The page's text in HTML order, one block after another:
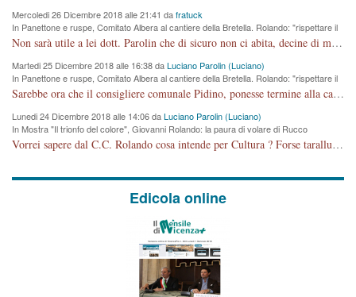
Mercoledi 26 Dicembre 2018 alle 21:41 dafratuck
In Panettone e ruspe, Comitato Albera al cantiere della Bretella. Rolando: "rispettare il
cronoprogramma"
Non sarà utile a lei dott. Parolin che di sicuro non ci abita, decine di migliaia di TIR, automobili e padroncini che passano quotidianamente per una strada appena rotabile, non è più possibile stendere i panni, attraversare la strada senza rischiare la morte, le case stanno crepando, i tempi sono cambiati e la bretella non passerà assolutamente per maddalene (ma cosa sta a dire?!), dia invece responsabilità a chi ha costruito tagliando la strada che doveva invece terminare a isola vicentina e non al moracchino lasciando Motta di Costabissara ancora in panne di traffico. I tempi sono cambiati dottore e se l'anagrafe della vita stagna nell'essere umano impressioni conservatrici, la società non le considera perchè va avanti, si industrializza e ha bisogno di infrastrutture e di sviluppo. Ultima considerazione, se è geloso di Rolando perchè vede in lui solo campagne politiche mentre si difendono i SOLI diritti dei cittadini, la preghiamo faccia considerazioni più appropriate. Saluti e complimenti per i suoi scritti.
Martedi 25 Dicembre 2018 alle 16:38 daLuciano Parolin (Luciano)
In Panettone e ruspe, Comitato Albera al cantiere della Bretella. Rolando: "rispettare il
cronoprogramma"
Sarebbe ora che il consigliere comunale Pidino, ponesse termine alla campagna elettorale nel territorio del suo seggio Villaggio del Sole. La tiraca è iniziata, distruggerà 6 km di prateria ovest della città, ricca di fonti e sorgenti d'acqua. I cittadini di Maddalene non avranno più Pace la notte. Molta colpa per la costruzione di questa Strada è proprio del signor Rolando,dei suoi gazebo mobili e che vuol far passare questa opera VANDALICA come progetto "utile" a chi ? Non è cosa seria sig. Rolando!
Lunedi 24 Dicembre 2018 alle 14:06 daLuciano Parolin (Luciano)
In Mostra "Il trionfo del colore", Giovanni Rolando: la paura di volare di Rucco
Vorrei sapere dal C.C. Rolando cosa intende per Cultura ? Forse tarallucci, vino e sagre, o spaghetti tricolori del PD ? Il continuo (s)parlare della mostra a Palazzo Chiericati caro consigliere DANNEGGIA FORTEMENTE l'immagine della città TUTTA e fa deviare i consensi che in RUSSIA (badi bene ex U.R.S.S.) sono ECCELLENTI. A livello artistico l'evento è di alta Valenza culturale, COMPITO di Tutta la Cittadinanza fare il possibile per propagandare l'iniziativa senza farne UN CASO PARTITICO come fa Lei da sempre. Meno Gazebo + Partecipazione! E così sia. Amen.
Edicola online